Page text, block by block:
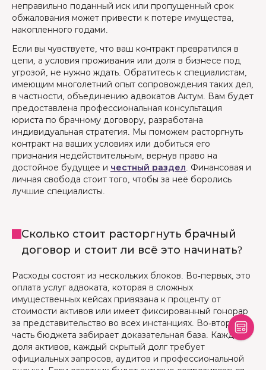
неправильно поданный иск или пропущенный срок
обжалования может привести к потере имущества,
накопленного годами.
Если вы чувствуете, что ваш контракт превратился в
цепи, а условия проживания или доля в бизнесе под
угрозой, не нужно ждать. Обратитесь к специалистам,
имеющим многолетний опыт сопровождения таких дел,
в частности, объединению адвокатов Актум. Вам будет
предоставлена ​​профессиональная консультация
юриста по брачному договору, разработана
индивидуальная стратегия. Мы поможем расторгнуть
контракт на ваших условиях или добиться его
признания недействительным, вернув право на
достойное будущее и честный раздел. Финансовая и
личная свобода стоит того, чтобы за неё боролись
лучшие специалисты.
Сколько стоит расторгнуть брачный
договор и стоит ли всё это начинать?
Расходы состоят из нескольких блоков. Во-первых, это
оплата услуг адвоката, которая в сложных
имущественных кейсах привязана к проценту от
стоимости активов или имеет фиксированный гонорар
за представительство во всех инстанциях. Во-вторых,
часть бюджета забирает доказательная база. Каждая
доля активов, каждый скрытый долг требует
официальных запросов, аудитов и профессиональной